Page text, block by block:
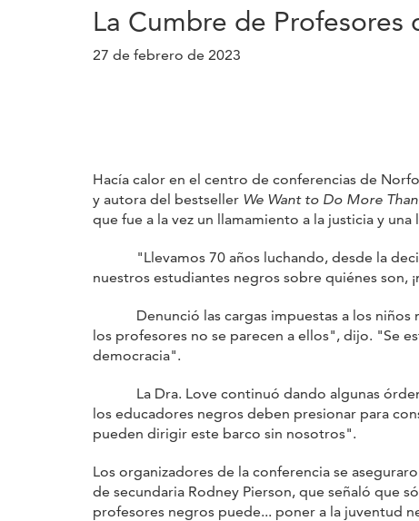
La Cumbre de
27 de febrero de 2023
Hacía calor en el centro de conferencias de
y autora del bestseller We Want to Do More
que fue a la vez un llamamiento a la justicia y una
"Llevamos 70 años luchando, desde la
nuestros estudiantes negros sobre quiénes son,
Denunció las cargas impuestas a los niños
los profesores no se parecen a ellos", dijo. "Se
democracia".
La Dra. Love continuó dando algunas
los educadores negros deben presionar para
pueden dirigir este barco sin nosotros".
Los organizadores de la conferencia se
de secundaria Rodney Pierson, que señaló que
profesores negros puede... poner a la juventud